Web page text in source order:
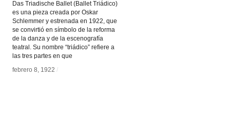
Das Triadische Ballet (Ballet Triádico)
es una pieza creada por Oskar
Schlemmer y estrenada en 1922, que
se convirtió en símbolo de la reforma
de la danza y de la escenografía
teatral. Su nombre “triádico” refiere a
las tres partes en que
febrero 8, 1922 /
febrero 8, 1922 /